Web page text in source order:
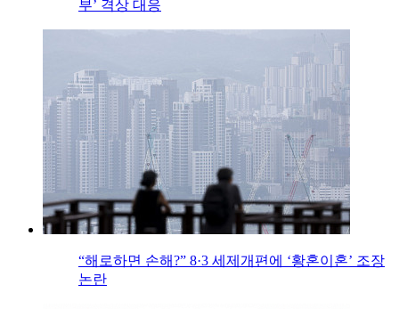
부’ 격상 대응
“해로하면 손해?” 8·3 세제개편에 ‘황혼이혼’ 조장
논란